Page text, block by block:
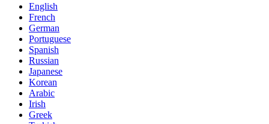
English
French
German
Portuguese
Spanish
Russian
Japanese
Korean
Arabic
Irish
Greek